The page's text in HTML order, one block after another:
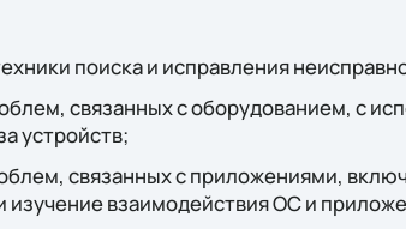
поиска и исправления
связанных с оборудованием, с
устройств;
связанных с приложениями,
изучение взаимодействия ОС и